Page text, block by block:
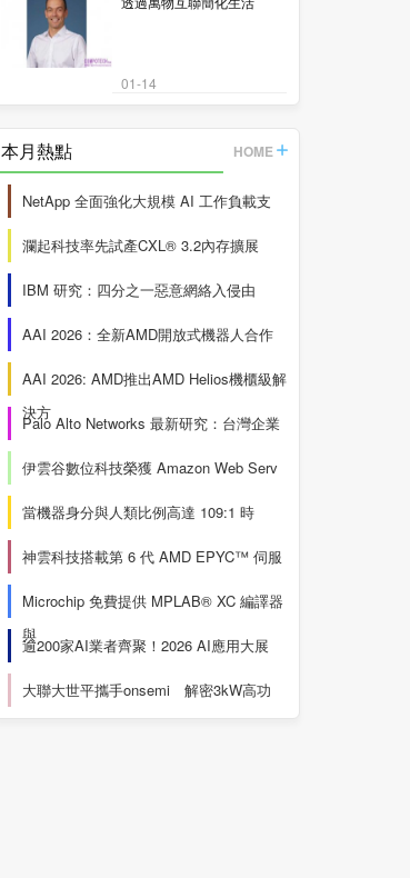
01-14
本月熱點 HOME
NetApp 全面強化大規模 AI 工作負載支
瀾起科技率先試產CXL® 3.2內存擴展
IBM 研究：四分之一惡意網絡入侵由
AAI 2026：全新AMD開放式機器人合作
AAI 2026: AMD推出AMD Helios機櫃級解
決方
Palo Alto Networks 最新研究：台灣企業
伊雲谷數位科技榮獲 Amazon Web Serv
當機器身分與人類比例高達 109:1 時
神雲科技搭載第 6 代 AMD EPYC™ 伺服
Microchip 免費提供 MPLAB® XC 編譯器
與
逾200家AI業者齊聚！2026 AI應用大展
大聯大世平攜手onsemi 解密3kW高功